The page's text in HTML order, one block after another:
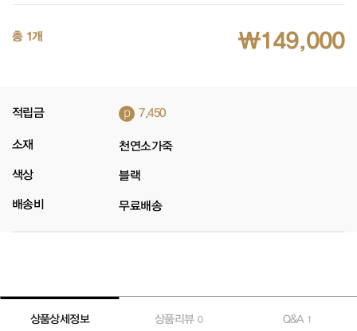
총 1개 ₩149,000
적립금 p 7,450
소재 천연소가죽
색상 블랙
배송비 무료배송
상품상세정보 상품리뷰 0 Q&A 1